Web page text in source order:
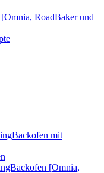
RoadBaker und
mit
[Omnia,